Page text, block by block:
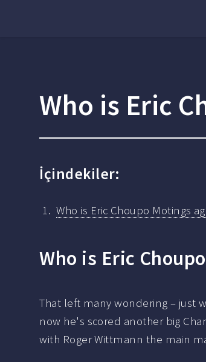
Who is Eric
İçindekiler:
Who is Eric Choupo Motings
Who is Eric
That left many wondering – just
now he's scored another big
with Roger Wittmann the main